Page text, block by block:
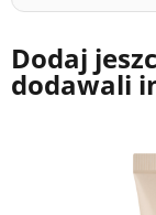
Dodaj
dodawali